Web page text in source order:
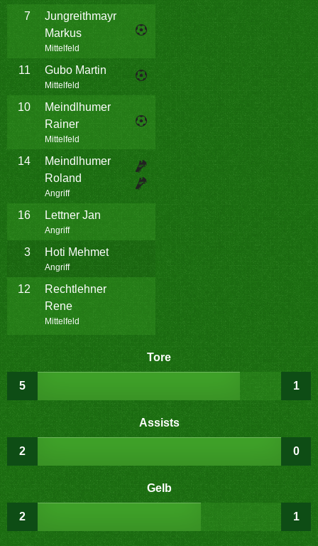
7
Jungreithmayr
Markus
Mittelfeld
11 Gubo Martin
Mittelfeld
10
Meindlhumer
Rainer
Mittelfeld
14
Meindlhumer
Roland
Angriff
16 Lettner Jan
Angriff
3 Hoti Mehmet
Angriff
12
Rechtlehner
Rene
Mittelfeld
Tore
5 1
Assists
2 0
Gelb
2 1